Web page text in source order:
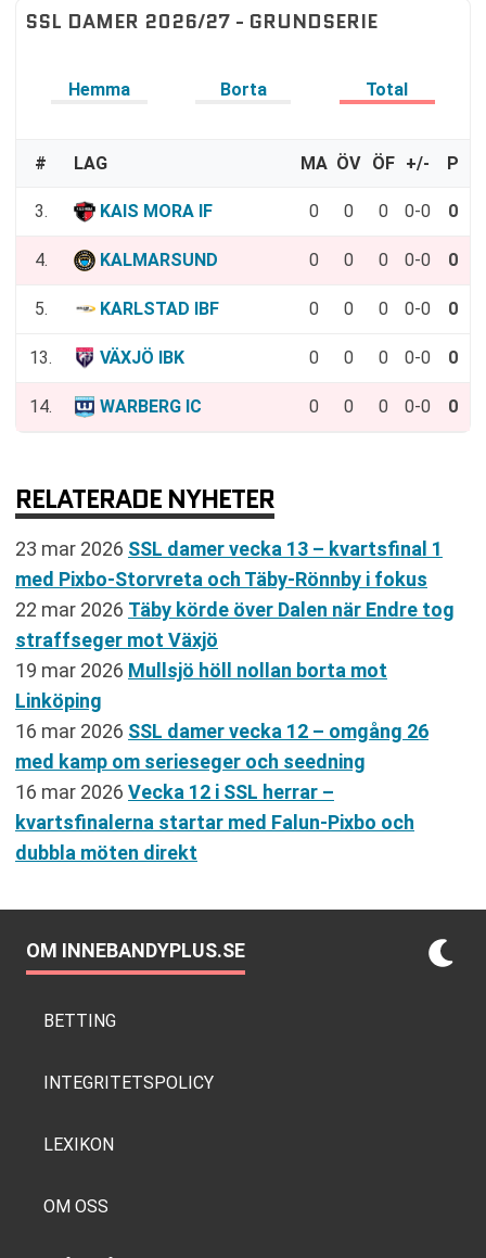
SSL DAMER 2026/27 - GRUNDSERIE
Hemma Borta Total
# LAG MA ÖV ÖF +/- P
3. KAIS MORA IF 0 0 0 0-0 0
4. KALMARSUND 0 0 0 0-0 0
5. KARLSTAD IBF 0 0 0 0-0 0
13. VÄXJÖ IBK 0 0 0 0-0 0
14. WARBERG IC 0 0 0 0-0 0
RELATERADE NYHETER
23 mar 2026 SSL damer vecka 13 – kvartsfinal 1
med Pixbo-Storvreta och Täby-Rönnby i fokus
22 mar 2026 Täby körde över Dalen när Endre tog
straffseger mot Växjö
19 mar 2026 Mullsjö höll nollan borta mot
Linköping
16 mar 2026 SSL damer vecka 12 – omgång 26
med kamp om serieseger och seedning
16 mar 2026 Vecka 12 i SSL herrar –
kvartsfinalerna startar med Falun-Pixbo och
dubbla möten direkt
OM INNEBANDYPLUS.SE
BETTING
INTEGRITETSPOLICY
LEXIKON
OM OSS